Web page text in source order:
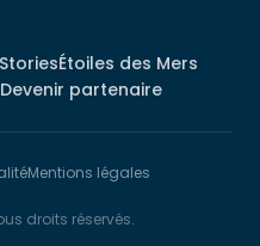
StoriesÉtoiles des Mers
Devenir partenaire
Mentions légales
droits réservés.